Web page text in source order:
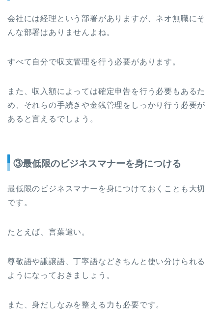
会社には経理という部署がありますが、ネオ無職にそ
んな部署はありませんよね。
すべて自分で収支管理を行う必要があります。
また、収入額によっては確定申告を行う必要もあるた
め、それらの手続きや金銭管理をしっかり行う必要が
あると言えるでしょう。
③最低限のビジネスマナーを身につける
最低限のビジネスマナーを身につけておくことも大切
です。
たとえば、言葉遣い。
尊敬語や謙譲語、丁寧語などきちんと使い分けられる
ようになっておきましょう。
また、身だしなみを整える力も必要です。